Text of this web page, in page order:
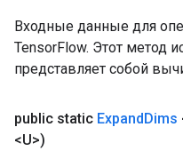
Входные данные для
TensorFlow. Этот метод
представляет собой
public static ExpandDims
<U>)